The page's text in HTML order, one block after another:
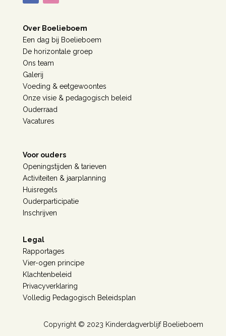
Over Boelieboem
Een dag bij Boelieboem
De horizontale groep
Ons team
Galerij
Voeding & eetgewoontes
Onze visie & pedagogisch beleid
Ouderraad
Vacatures
Voor ouders
Openingstijden & tarieven
Activiteiten & jaarplanning
Huisregels
Ouderparticipatie
Inschrijven
Legal
Rapportages
Vier-ogen principe
Klachtenbeleid
Privacyverklaring
Volledig Pedagogisch Beleidsplan
Copyright © 2023 Kinderdagverblijf Boelieboem